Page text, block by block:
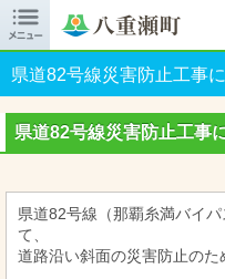
 八重
県道82号線災害防止工事
県道82号線災害防止工事
県道82号線（那覇糸満バイ
て、
道路沿い斜面の災害防止の